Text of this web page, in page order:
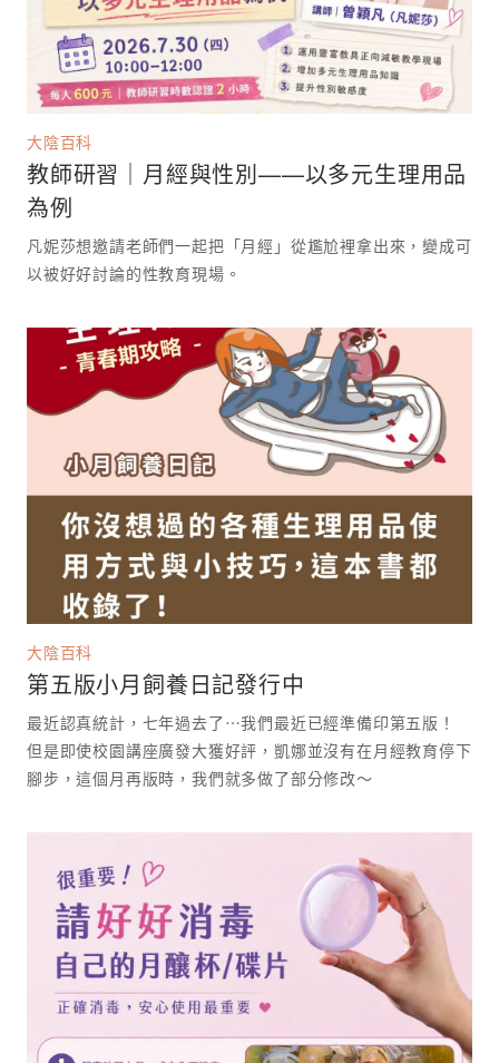
大陰百科
教師研習｜月經與性別——以多元生理用品
為例
凡妮莎想邀請老師們一起把「月經」從尷尬裡拿出來，變成可
大陰百科
第五版小月飼養日記發行中
最近認真統計，七年過去了⋯我們最近已經準備印第五版！
但是即使校園講座廣發大獲好評，凱娜並沒有在月經教育停下
腳步，這個月再版時，我們就多做了部分修改～